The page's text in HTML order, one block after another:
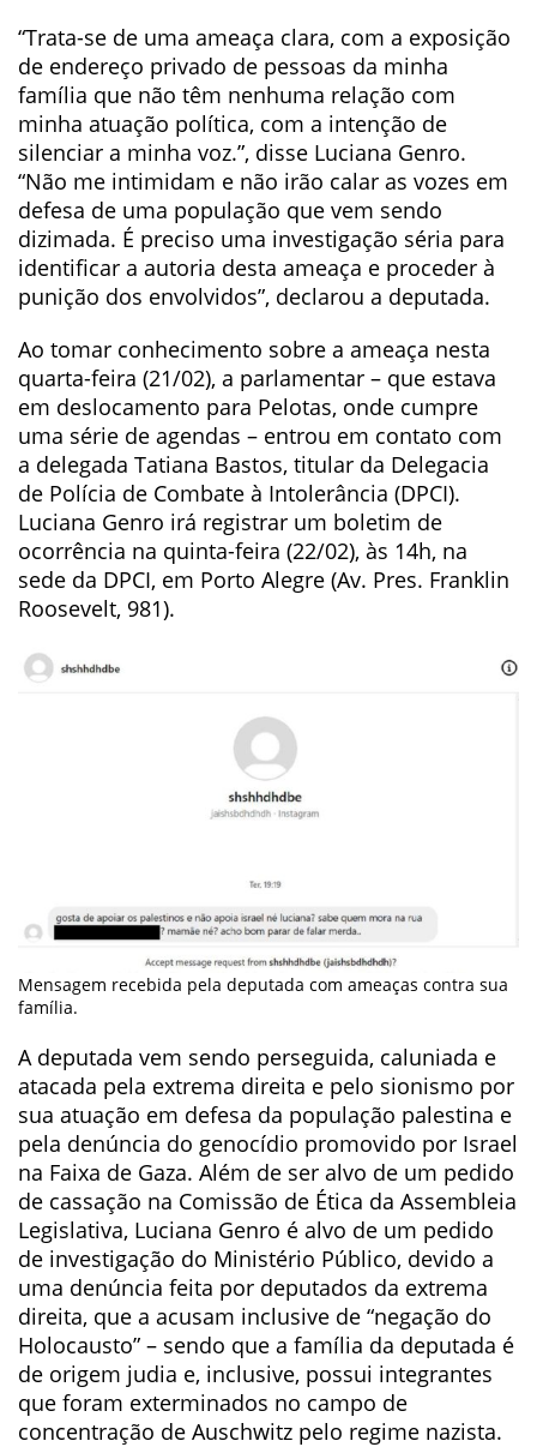
“Trata-se de uma ameaça clara, com a exposição
de endereço privado de pessoas da minha
família que não têm nenhuma relação com
minha atuação política, com a intenção de
silenciar a minha voz.”, disse Luciana Genro.
“Não me intimidam e não irão calar as vozes em
defesa de uma população que vem sendo
dizimada. É preciso uma investigação séria para
identificar a autoria desta ameaça e proceder à
punição dos envolvidos”, declarou a deputada.
Ao tomar conhecimento sobre a ameaça nesta
quarta-feira (21/02), a parlamentar – que estava
em deslocamento para Pelotas, onde cumpre
uma série de agendas – entrou em contato com
a delegada Tatiana Bastos, titular da Delegacia
de Polícia de Combate à Intolerância (DPCI).
Luciana Genro irá registrar um boletim de
ocorrência na quinta-feira (22/02), às 14h, na
sede da DPCI, em Porto Alegre (Av. Pres. Franklin
Roosevelt, 981).
Mensagem recebida pela deputada com ameaças contra sua
família.
A deputada vem sendo perseguida, caluniada e
atacada pela extrema direita e pelo sionismo por
sua atuação em defesa da população palestina e
pela denúncia do genocídio promovido por Israel
na Faixa de Gaza. Além de ser alvo de um pedido
de cassação na Comissão de Ética da Assembleia
Legislativa, Luciana Genro é alvo de um pedido
de investigação do Ministério Público, devido a
uma denúncia feita por deputados da extrema
direita, que a acusam inclusive de “negação do
Holocausto” – sendo que a família da deputada é
de origem judia e, inclusive, possui integrantes
que foram exterminados no campo de
concentração de Auschwitz pelo regime nazista.